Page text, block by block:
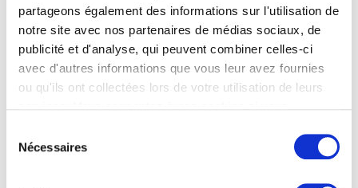
partageons également des informations sur l'utilisation de
notre site avec nos partenaires de médias sociaux, de
publicité et d'analyse, qui peuvent combiner celles-ci
avec d'autres informations que vous leur avez fournies
ou qu'ils ont collectées lors de votre utilisation de leurs
Nécessaires